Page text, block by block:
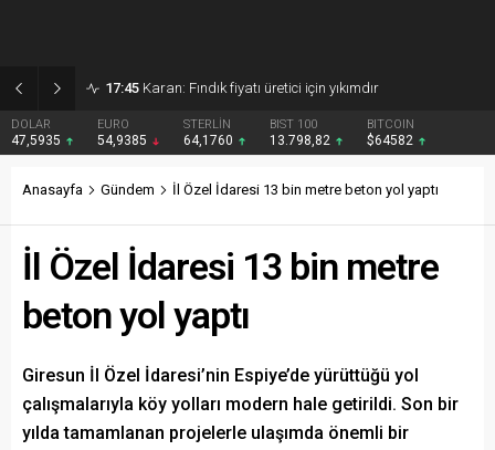
17:45 Karan: Fındık fiyatı üretici için yıkımdır
DOLAR
47,5935
EURO
54,9385
STERLİN
64,1760
BIST 100
13.798,82
BITCOIN
$64582
Anasayfa Gündem İl Özel İdaresi 13 bin metre beton yol yaptı
İl Özel İdaresi 13 bin metre
beton yol yaptı
Giresun İl Özel İdaresi’nin Espiye’de yürüttüğü yol
çalışmalarıyla köy yolları modern hale getirildi. Son bir
yılda tamamlanan projelerle ulaşımda önemli bir